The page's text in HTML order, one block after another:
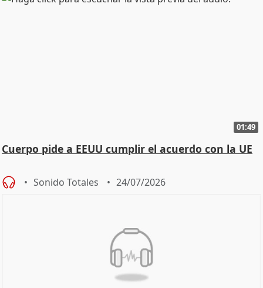
01:49
Cuerpo pide a EEUU cumplir el acuerdo con la UE
Sonido Totales 24/07/2026